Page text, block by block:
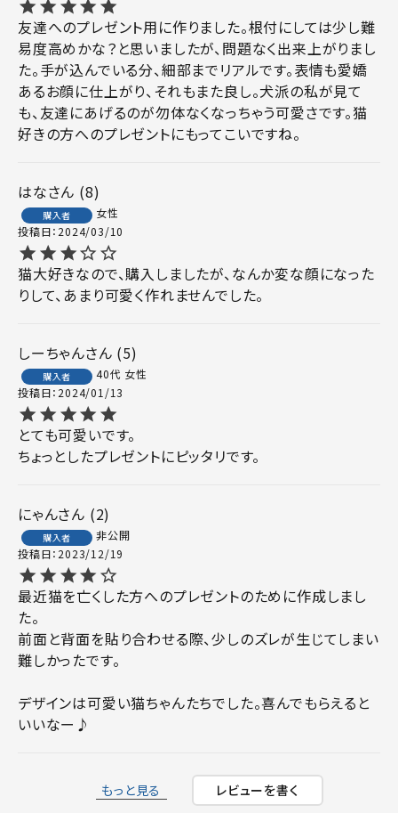
友達へのプレゼント用に作りました。根付にしては少し難
易度高めかな？と思いましたが、問題なく出来上がりまし
た。手が込んでいる分、細部までリアルです。表情も愛嬌
あるお顔に仕上がり、それもまた良し。犬派の私が見て
も、友達にあげるのが勿体なくなっちゃう可愛さです。猫
好きの方へのプレゼントにもってこいですね。
はな 8
購入者
女性
投稿日 2024/03/10
猫大好きなので、購入しましたが、なんか変な顔になった
りして、あまり可愛く作れませんでした。
しーちゃん 5
購入者 40代 女性
投稿日 2024/01/13
とても可愛いです。
ちょっとしたプレゼントにピッタリです。
にゃん 2
購入者
非公開
投稿日 2023/12/19
最近猫を亡くした方へのプレゼントのために作成しまし
た。
前面と背面を貼り合わせる際、少しのズレが生じてしまい
難しかったです。
デザインは可愛い猫ちゃんたちでした。喜んでもらえると
いいなー♪
もっと見る レビューを書く